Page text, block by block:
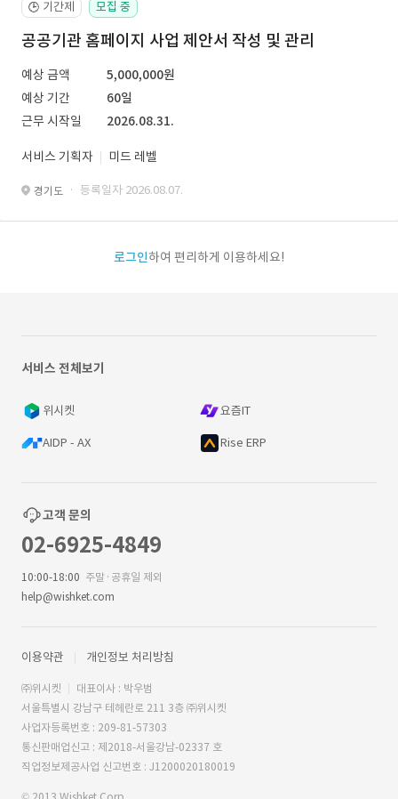
🕒 기간제 모집 중
공공기관 홈페이지 사업 제안서 작성 및 관리
예상 금액
5,000,000원
예상 기간
60일
근무 시작일
2026.08.31.
서비스 기획자 미드 레벨
경기도 · 등록일자 2026.08.07.
로그인하여 편리하게 이용하세요!
서비스 전체보기
위시켓 요즘IT
AIDP - AX Rise ERP
고객 문의
02-6925-4849
10:00-18:00 주말·공휴일 제외
help@wishket.com
이용약관 개인정보 처리방침
㈜위시켓
대표이사 : 박우범
서울특별시 강남구 테헤란로 211 3층 ㈜위시켓
사업자등록번호 : 209-81-57303
통신판매업신고 : 제2018-서울강남-02337 호
직업정보제공사업 신고번호 : J1200020180019